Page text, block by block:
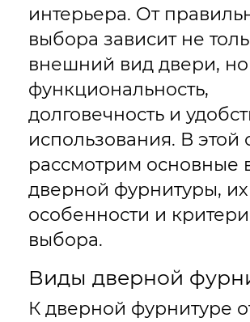
интерьера. От
выбора зависит не
внешний вид двери,
функциональность,
долговечность и
использования. В этой
рассмотрим основные
дверной фурнитуры, их
особенности и
выбора.
Виды дверной
К дверной фурнитуре